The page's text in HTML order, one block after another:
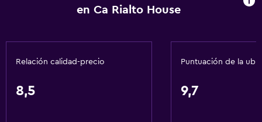
en Ca Rialto House
Relación calidad-precio
8,5
Puntuación de la
9,7